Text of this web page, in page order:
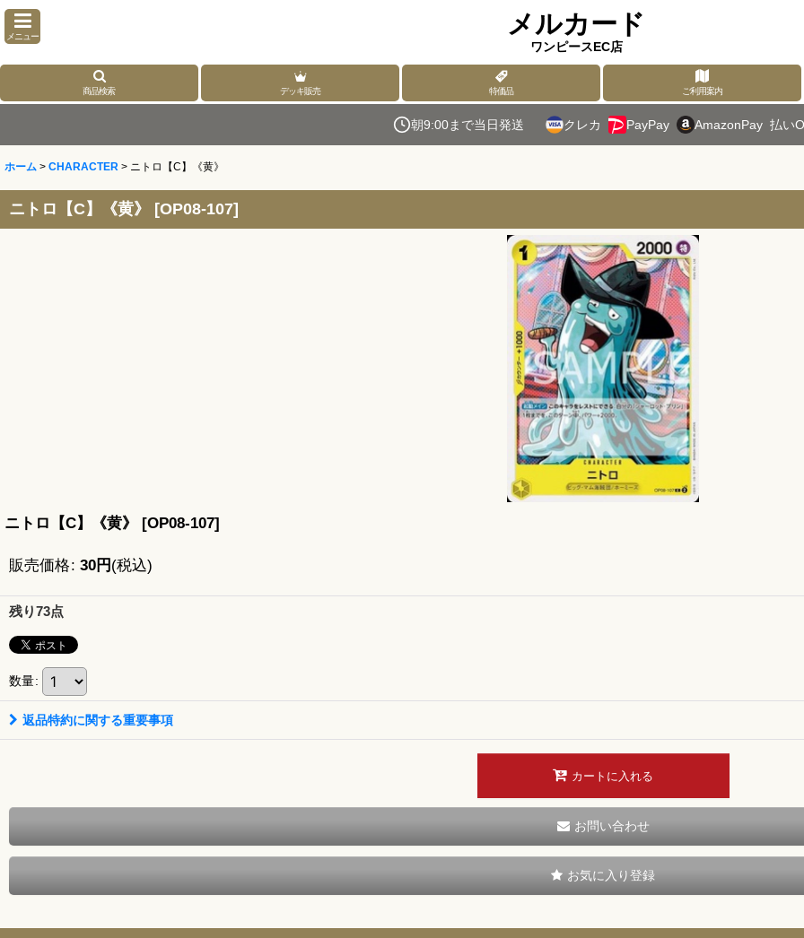
メニュー メルカード
ワンピースEC店
商品検索 デッキ販売 特価品 ご利用案内
朝9:00まで当日発送 クレカ PayPay AmazonPay 払い
ホーム > CHARACTER > ニトロ【C】《黄》
ニトロ【C】《黄》 [OP08-107]
ニトロ【C】《黄》 [OP08-107]
販売価格: 30円 (税込)
残り73点
数量:
返品特約に関する重要事項
カートに入れる
お問い合わせ
お気に入り登録